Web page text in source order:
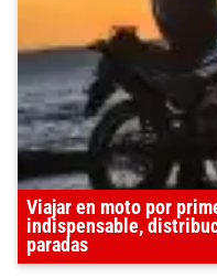
Viajar en moto por
indispensable,
paradas